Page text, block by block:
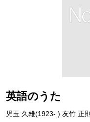
英語のうた
児玉 久雄(1923- ) 友竹 正則